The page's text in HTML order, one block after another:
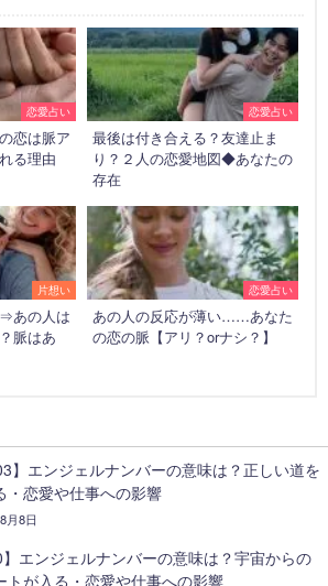
恋愛占い
恋は脈ア
る理由
恋愛占い
最後は付き合える？友達止ま
り？２人の恋愛地図◆あなたの
存在
片想い
あの人は
脈はあ
恋愛占い
あの人の反応が薄い……あなた
の恋の脈【アリ？orナシ？】
】エンジェルナンバーの意味は？正しい道を
・恋愛や仕事への影響
月8日
】エンジェルナンバーの意味は？宇宙からの
トが入る・恋愛や仕事への影響